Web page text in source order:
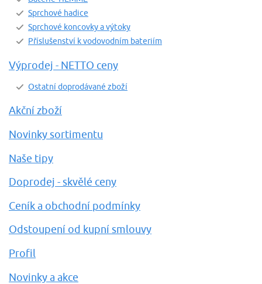
Sprchové hadice
Sprchové koncovky a výtoky
Příslušenství k vodovodním bateriím
Výprodej - NETTO ceny
Ostatní doprodávané zboží
Akční zboží
Novinky sortimentu
Naše tipy
Doprodej - skvělé ceny
Ceník a obchodní podmínky
Odstoupení od kupní smlouvy
Profil
Novinky a akce